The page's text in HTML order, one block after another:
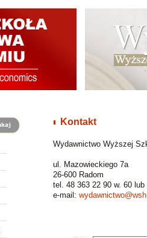
Kontakt
Wydawnictwo Wyższej
ul. Mazowieckiego 7a
26-600 Radom
tel. 48 363 22 90 w. 60 lub
e-mail: